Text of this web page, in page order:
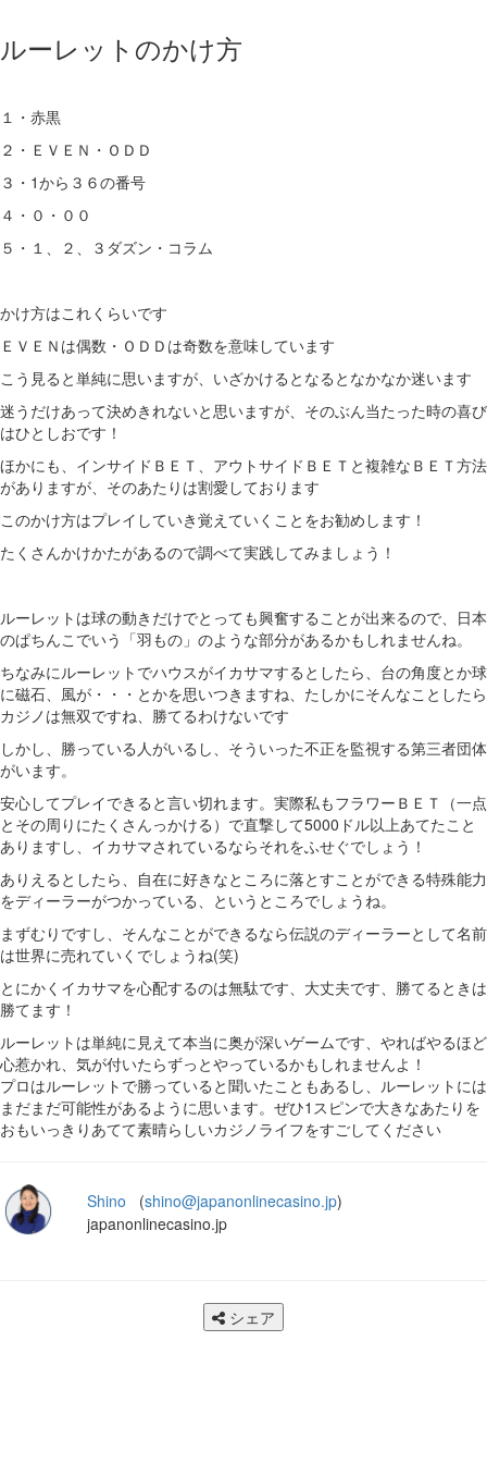
ルーレットのかけ方
１・赤黒
２・ＥＶＥＮ・ＯＤＤ
３・1から３６の番号
４・０・００
５・１、２、３ダズン・コラム
かけ方はこれくらいです
ＥＶＥＮは偶数・ＯＤＤは奇数を意味しています
こう見ると単純に思いますが、いざかけるとなるとなかなか迷います
迷うだけあって決めきれないと思いますが、そのぶん当たった時の喜び
はひとしおです！
ほかにも、インサイドＢＥＴ、アウトサイドＢＥＴと複雑なＢＥＴ方法
がありますが、そのあたりは割愛しております
このかけ方はプレイしていき覚えていくことをお勧めします！
たくさんかけかたがあるので調べて実践してみましょう！
ルーレットは球の動きだけでとっても興奮することが出来るので、日本
のぱちんこでいう「羽もの」のような部分があるかもしれませんね。
ちなみにルーレットでハウスがイカサマするとしたら、台の角度とか球
に磁石、風が・・・とかを思いつきますね、たしかにそんなことしたら
カジノは無双ですね、勝てるわけないです
しかし、勝っている人がいるし、そういった不正を監視する第三者団体
がいます。
安心してプレイできると言い切れます。実際私もフラワーＢＥＴ（一点
とその周りにたくさんっかける）で直撃して5000ドル以上あてたこと
ありますし、イカサマされているならそれをふせぐでしょう！
ありえるとしたら、自在に好きなところに落とすことができる特殊能力
をディーラーがつかっている、というところでしょうね。
まずむりですし、そんなことができるなら伝説のディーラーとして名前
は世界に売れていくでしょうね(笑)
とにかくイカサマを心配するのは無駄です、大丈夫です、勝てるときは
勝てます！
ルーレットは単純に見えて本当に奥が深いゲームです、やればやるほど
心惹かれ、気が付いたらずっとやっているかもしれませんよ！
プロはルーレットで勝っていると聞いたこともあるし、ルーレットには
まだまだ可能性があるように思います。ぜひ1スピンで大きなあたりを
おもいっきりあてて素晴らしいカジノライフをすごしてください
Shino (shino@japanonlinecasino.jp)
japanonlinecasino.jp
シェア